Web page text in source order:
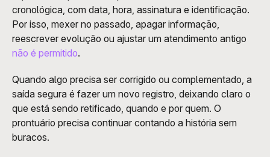
cronológica, com data, hora, assinatura e identificação.
Por isso, mexer no passado, apagar informação,
não é permitido.
Quando algo precisa ser corrigido ou complementado, a
saída segura é fazer um novo registro, deixando claro o
que está sendo retificado, quando e por quem. O
prontuário precisa continuar contando a história sem
buracos.